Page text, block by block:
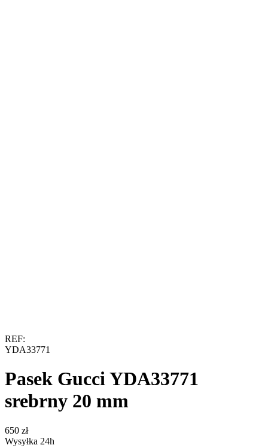
REF:
YDA33771
Pasek Gucci YDA33771
srebrny 20 mm
‍650‍ zł
Wysyłka 24h